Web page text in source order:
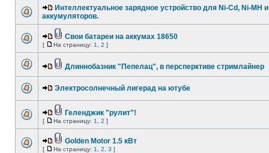
Интеллектуальное зарядное устройство для Ni-Cd, Ni-MH
аккумуляторов.
Свои батареи на аккумах 18650
[ На страницу: 1 2 ]
Длиннобазник "Пепелац", в персперктиве стримлайнер
Электросолнечный лигерад на ютубе
Геленджик "рулит"!
[ На страницу: 1 2 ]
Golden Motor 1.5 кВт
[ На страницу: 1 2 3 ]